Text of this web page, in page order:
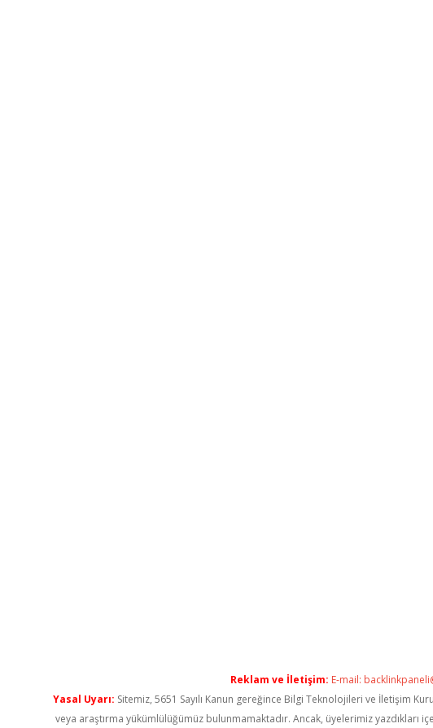
Reklam ve İletişim: E-mail:
Yasal Uyarı: Sitemiz, 5651 Sayılı Kanun gereğince Bilgi Teknolojileri ve İletişim
veya araştırma yükümlülüğümüz bulunmamaktadır. Ancak, üyelerimiz